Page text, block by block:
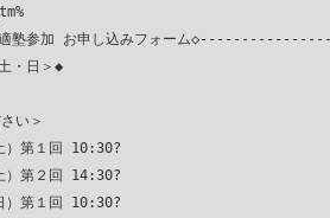
参加 お申し込みフォーム
・日＞◆
い＞
１回 10:30?
２回 14:30?
１回 10:30?